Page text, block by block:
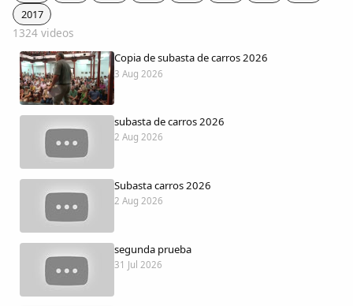
Foros
Idiosincrasia
Diccionario
Traductor
Dichos
Cancionero Local
Apodos
2017
1324 videos
Copia de subasta de carros 2026
3 Aug 2026
subasta de carros 2026
2 Aug 2026
Subasta carros 2026
2 Aug 2026
segunda prueba
31 Jul 2026